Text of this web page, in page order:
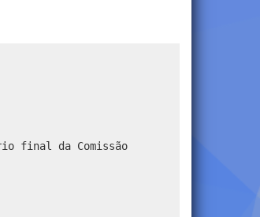
final da Comissão